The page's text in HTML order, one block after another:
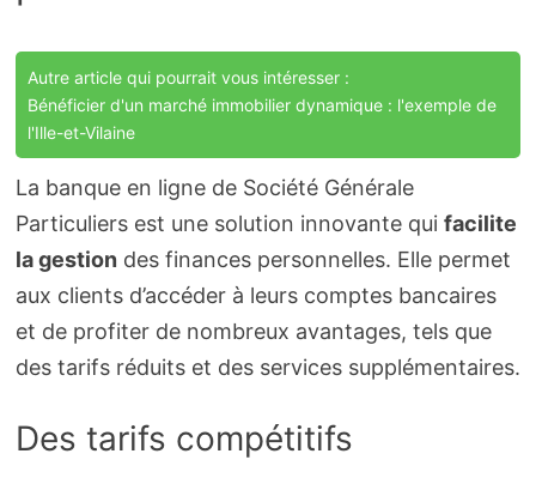
Autre article qui pourrait vous intéresser :
Bénéficier d'un marché immobilier dynamique : l'exemple de
l'Ille-et-Vilaine
La banque en ligne de Société Générale
Particuliers est une solution innovante qui facilite
la gestion des finances personnelles. Elle permet
aux clients d’accéder à leurs comptes bancaires
et de profiter de nombreux avantages, tels que
des tarifs réduits et des services supplémentaires.
Des tarifs compétitifs